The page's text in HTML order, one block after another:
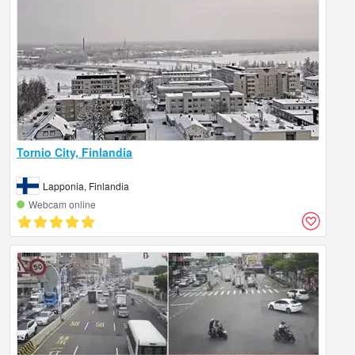
Tornio City, Finlandia
Lapponia, Finlandia
Webcam online